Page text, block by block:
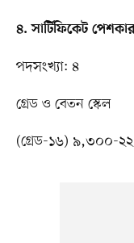
৪. সার্টিফিকেট পেশকার
পদসংখ্যা: ৪
গ্রেড ও বেতন স্কেল
(গ্রেড-১৬) ৯,৩০০-